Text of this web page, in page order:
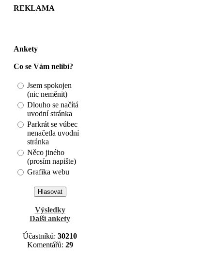
REKLAMA
Ankety
Co se Vám nelíbí?
Jsem spokojen
(nic neměnit)
Dlouho se načítá
uvodní stránka
Parkrát se vúbec
nenačetla uvodní
stránka
Něco jiného
(prosím napište)
Grafika webu
Výsledky
Další ankety
Účastníků: 30210
Komentářů: 29